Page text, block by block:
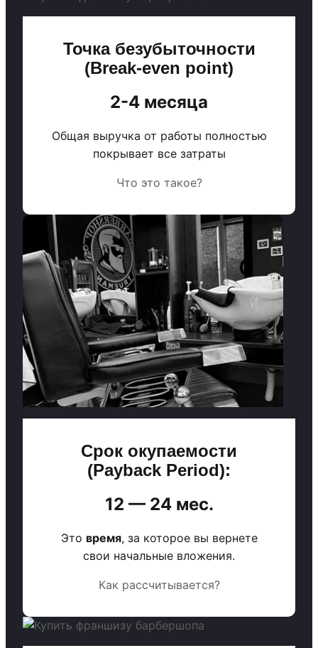
Точка безубыточности
(Break-even point)
2-4 месяца
Общая выручка от работы полностью
покрывает все затраты
Что это такое?
Срок окупаемости
(Payback Period):
12 — 24 мес.
Это время, за которое вы вернете
свои начальные вложения.
Как рассчитывается?